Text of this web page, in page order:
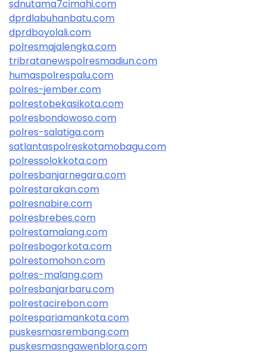
sdnutama7cimahi.com
dprdlabuhanbatu.com
dprdboyolali.com
polresmajalengka.com
tribratanewspolresmadiun.com
humaspolrespalu.com
polres-jember.com
polrestobekasikota.com
polresbondowoso.com
polres-salatiga.com
satlantaspolreskotamobagu.com
polressolokkota.com
polresbanjarnegara.com
polrestarakan.com
polresnabire.com
polresbrebes.com
polrestamalang.com
polresbogorkota.com
polrestomohon.com
polres-malang.com
polresbanjarbaru.com
polrestacirebon.com
polrespariamankota.com
puskesmasrembang.com
puskesmasngawenblora.com